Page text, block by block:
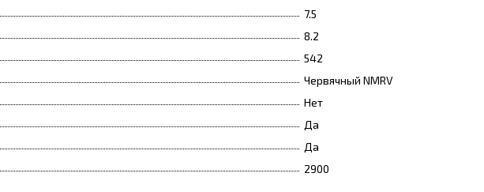
7.5
8.2
542
Червячный NMRV
Нет
Да
Да
2900